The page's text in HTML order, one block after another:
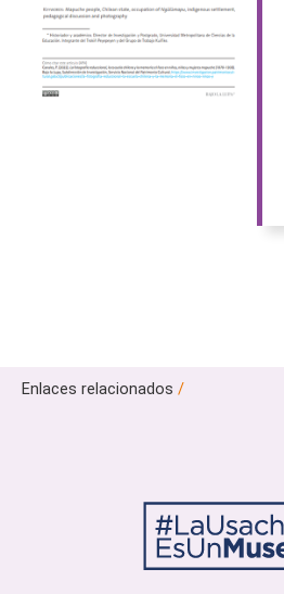
Enlaces relacionados /